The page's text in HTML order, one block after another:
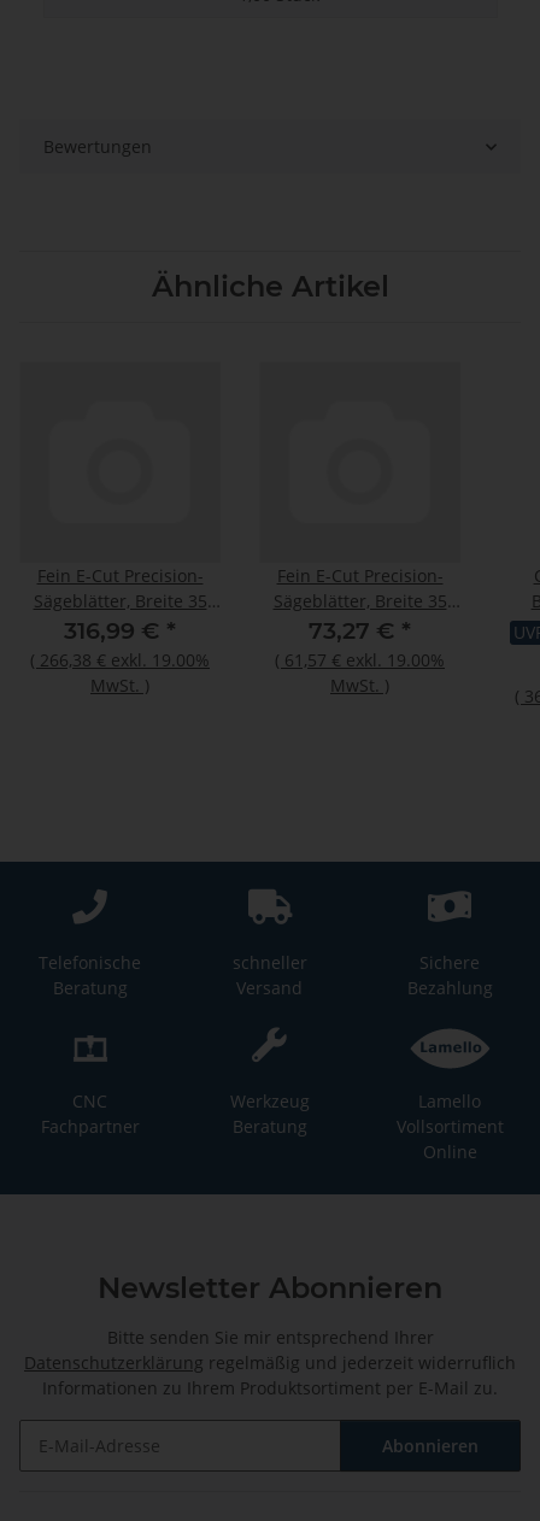
Bewertungen
Ähnliche Artikel
Fein E-Cut Precision-
Sägeblätter, Breite 35
mm, VE 25 St
316,99 € *
( 266,38 € exkl. 19.00%
MwSt. )
Fein E-Cut Precision-
Sägeblätter, Breite 35
mm, VE 5 St
73,27 € *
( 61,57 € exkl. 19.00%
MwSt. ) (
Telefonische
Beratung
schneller
Versand
Sichere
Bezahlung
CNC
Fachpartner
Werkzeug
Beratung
Lamello
Vollsortiment
Online
Newsletter Abonnieren
Bitte senden Sie mir entsprechend Ihrer
Datenschutzerklärung regelmäßig und jederzeit widerruflich
Informationen zu Ihrem Produktsortiment per E-Mail zu.
Abonnieren